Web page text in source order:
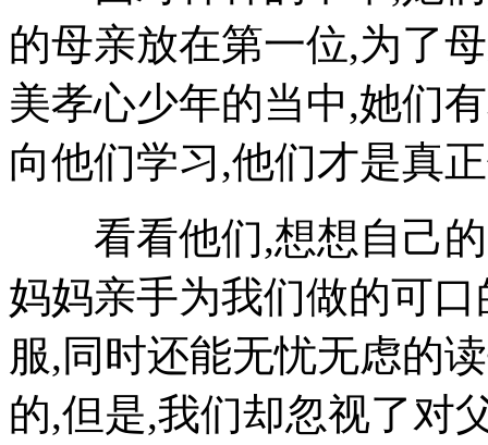
的母亲放在第一位,为了
美孝心少年的当中,她们
向他们学习,他们才是真
看看他们,想想自己的,
妈妈亲手为我们做的可
服,同时还能无忧无虑的
的,但是,我们却忽视了对